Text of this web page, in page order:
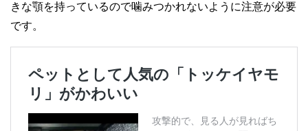
きな顎を持っているので噛みつかれないように注意が必要
です。